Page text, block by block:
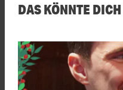
DAS KÖNNTE